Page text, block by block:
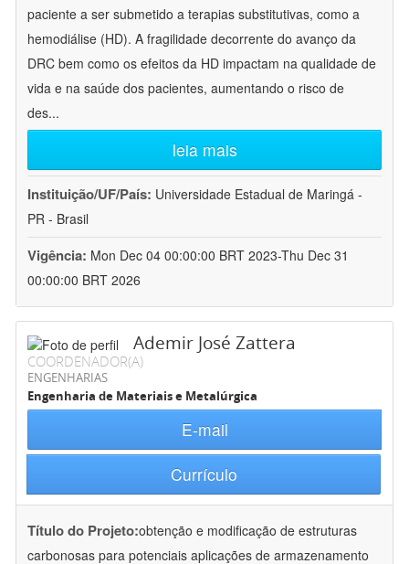
paciente a ser submetido a terapias substitutivas, como a
hemodiálise (HD). A fragilidade decorrente do avanço da
DRC bem como os efeitos da HD impactam na qualidade de
vida e na saúde dos pacientes, aumentando o risco de
des...
leia mais
Instituição/UF/País: Universidade Estadual de Maringá -
PR - Brasil
Vigência: Mon Dec 04 00:00:00 BRT 2023-Thu Dec 31
00:00:00 BRT 2026
Ademir José Zattera
COORDENADOR(A)
ENGENHARIAS
Engenharia de Materiais e Metalúrgica
E-mail
Currículo
Título do Projeto:obtenção e modificação de estruturas
carbonosas para potenciais aplicações de armazenamento